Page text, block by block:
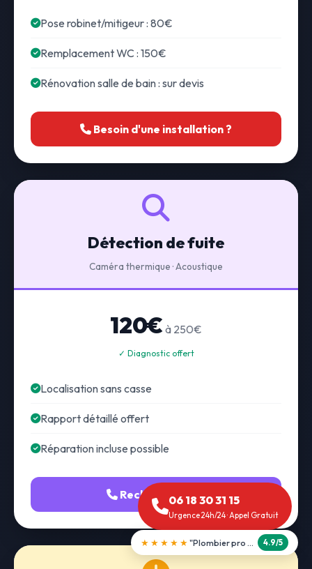
Pose robinet/mitigeur : 80€
Remplacement WC : 150€
Rénovation salle de bain : sur devis
Besoin d'une installation ?
Détection de fuite
Caméra thermique · Acoustique
120€ à 250€
✓ Diagnostic offert
Localisation sans casse
Rapport détaillé offert
Réparation incluse possible
Recherche fuite06 18 30 31 15
Urgence 24h/24 · Appel Gratuit
★★★★★ "Débouchage WC en 30 min" 5.0/5